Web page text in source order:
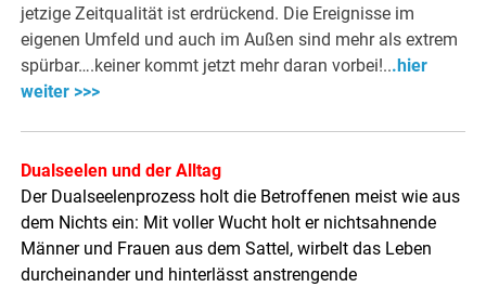
jetzige Zeitqualität ist erdrückend. Die Ereignisse im
eigenen Umfeld und auch im Außen sind mehr als extrem
spürbar….keiner kommt jetzt mehr daran vorbei!...hier
weiter >>>
Dualseelen und der Alltag
Der Dualseelenprozess holt die Betroffenen meist wie aus
dem Nichts ein: Mit voller Wucht holt er nichtsahnende
Männer und Frauen aus dem Sattel, wirbelt das Leben
durcheinander und hinterlässt anstrengende